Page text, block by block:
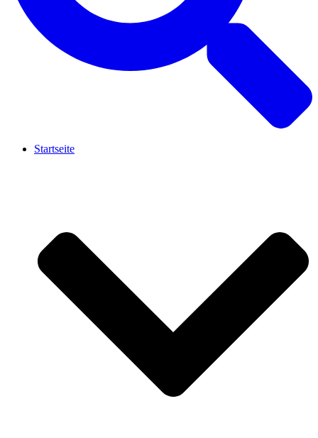
Startseite